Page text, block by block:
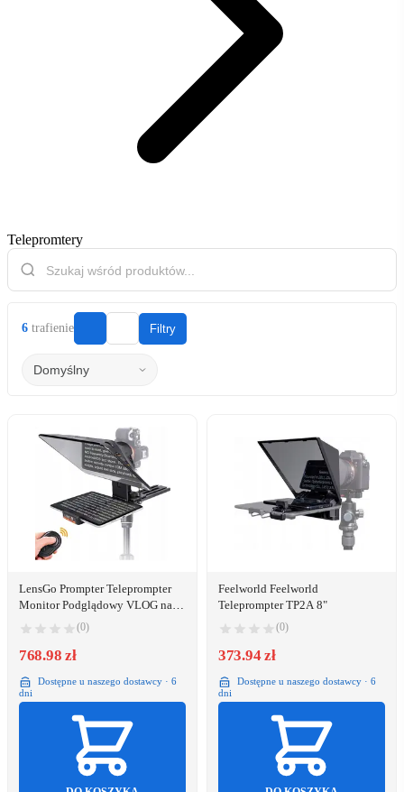
Telepromtery
6 trafienie Filtry
LensGo Prompter Teleprompter
Monitor Podglądowy VLOG na
Aparat Tablet 12,9" LensGo /
TC12
(0)
768.98 zł
Dostępne u naszego dostawcy · 6
dni
Feelworld Feelworld
Teleprompter TP2A 8"
(0)
373.94 zł
Dostępne u naszego dostawcy · 6
dni